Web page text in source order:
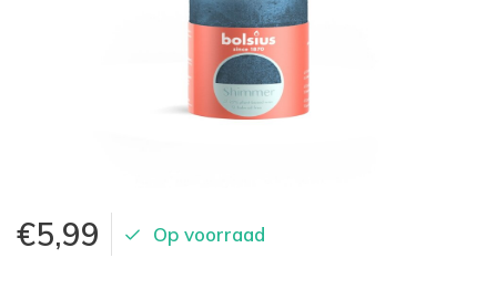
€5,99 Op voorraad